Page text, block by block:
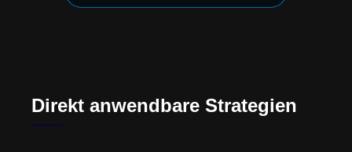
Direkt anwendbare Strategien